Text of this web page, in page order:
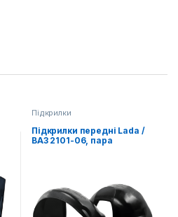
Підкрилки
Підкрилки передні Lada /
ВАЗ 2101-06, пара